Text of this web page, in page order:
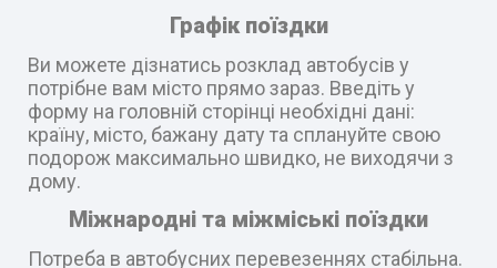
Графік поїздки
Ви можете дізнатись розклад автобусів у
потрібне вам місто прямо зараз. Введіть у
форму на головній сторінці необхідні дані:
країну, місто, бажану дату та сплануйте свою
подорож максимально швидко, не виходячи з
дому.
Міжнародні та міжміські поїздки
Потреба в автобусних перевезеннях стабільна.